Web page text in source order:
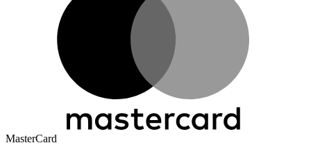
MasterCard